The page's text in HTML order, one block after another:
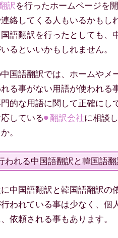
訳を行ったホームページを
絡してくる人もいるかもし
語翻訳を行ったとしても、
るといいかもしれません。
国語翻訳では、ホームやメ
る事がない用語が使われる
的な用語に関して正確にし
している
翻訳会社に相談
。
われる中国語翻訳と韓国語
中国語翻訳と韓国語翻訳の
われている事は少なく、個
依頼される事もあります。